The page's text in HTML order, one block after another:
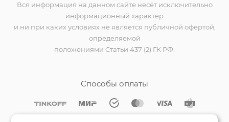
Вся информация на данном сайте несёт исключительно
информационный характер
и ни при каких условиях не является публичной офертой,
определяемой
положениями Статьи 437 (2) ГК РФ.
Способы оплаты